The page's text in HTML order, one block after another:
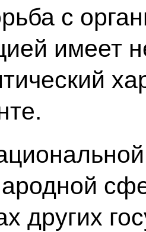
с
имеет
других